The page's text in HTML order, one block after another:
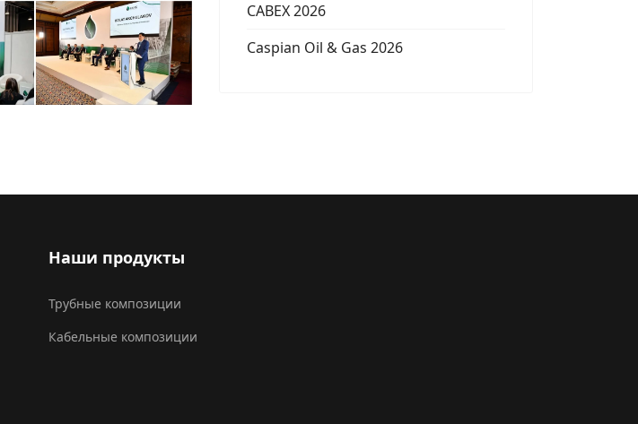
CABEX 2026
Caspian Oil & Gas 2026
Наши продукты
Трубные композиции
Кабельные композиции